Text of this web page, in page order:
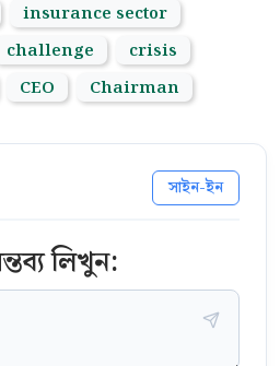
insurance sector
challenge
crisis
CEO Chairman
সাইন-ইন
লিখুন: